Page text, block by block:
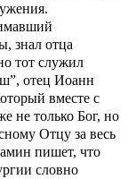
знал отца
тот служил
отец Иоанн
вместе с
не только Бог, но
Отцу за весь
пишет, что
словно